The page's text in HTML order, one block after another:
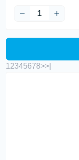
1 2345678>>|